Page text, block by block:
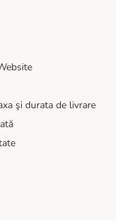
şi durata de livrare